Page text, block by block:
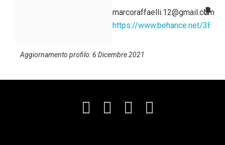
marcoraffaelli.12@gmail.com
https://www.behance.net/
Aggiornamento profilo: 6 Dicembre 2021